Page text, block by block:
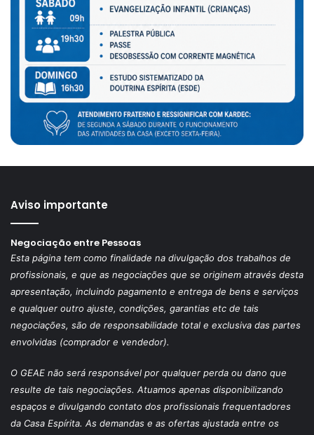
Aviso importante
Negociação entre Pessoas
Esta página tem como finalidade na divulgação dos trabalhos de
profissionais, e que as negociações que se originem através desta
apresentação, incluindo pagamento e entrega de bens e serviços
e qualquer outro ajuste, condições, garantias etc de tais
negociações, são de responsabilidade total e exclusiva das partes
envolvidas (comprador e vendedor).
O GEAE não será responsável por qualquer perda ou dano que
resulte de tais negociações. Atuamos apenas disponibilizando
espaços e divulgando contato dos profissionais frequentadores
da Casa Espírita. As demandas e as ofertas ajustada entre os